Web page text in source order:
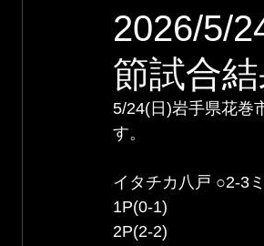
2026/5/
節試合
5/24(日)岩手県花巻
す。
イタチカ八戸 ○2-3
1P(0-1)
2P(2-2)